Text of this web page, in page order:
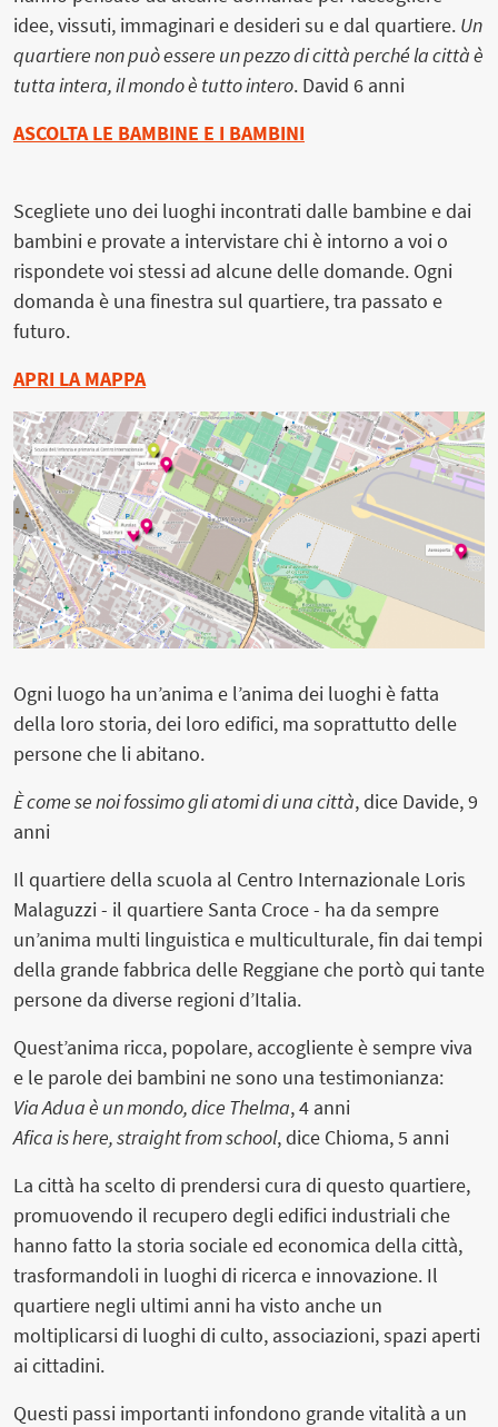
idee, vissuti, immaginari e desideri su e dal quartiere. Un
quartiere non può essere un pezzo di città perché la città è
tutta intera, il mondo è tutto intero. David 6 anni
ASCOLTA LE BAMBINE E I BAMBINI
Scegliete uno dei luoghi incontrati dalle bambine e dai
bambini e provate a intervistare chi è intorno a voi o
rispondete voi stessi ad alcune delle domande. Ogni
domanda è una finestra sul quartiere, tra passato e
futuro.
APRI LA MAPPA
Ogni luogo ha un’anima e l’anima dei luoghi è fatta
della loro storia, dei loro edifici, ma soprattutto delle
persone che li abitano.
È come se noi fossimo gli atomi di una città, dice Davide, 9
anni
Il quartiere della scuola al Centro Internazionale Loris
Malaguzzi - il quartiere Santa Croce - ha da sempre
un’anima multi linguistica e multiculturale, fin dai tempi
della grande fabbrica delle Reggiane che portò qui tante
persone da diverse regioni d’Italia.
Quest’anima ricca, popolare, accogliente è sempre viva
e le parole dei bambini ne sono una testimonianza:
Via Adua è un mondo, dice Thelma, 4 anni
Afica is here, straight from school, dice Chioma, 5 anni
La città ha scelto di prendersi cura di questo quartiere,
promuovendo il recupero degli edifici industriali che
hanno fatto la storia sociale ed economica della città,
trasformandoli in luoghi di ricerca e innovazione. Il
quartiere negli ultimi anni ha visto anche un
moltiplicarsi di luoghi di culto, associazioni, spazi aperti
ai cittadini.
Questi passi importanti infondono grande vitalità a un